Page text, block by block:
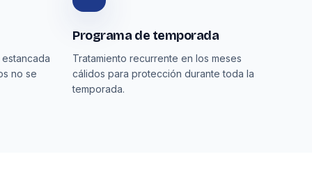
no se
Programa de temporada
Tratamiento recurrente en los meses
cálidos para protección durante toda la
temporada.